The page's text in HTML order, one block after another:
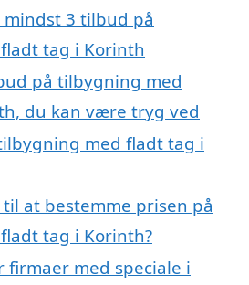
3 tilbud på
tag i Korinth
på tilbygning med
du kan være tryg ved
med fladt tag i
at bestemme prisen på
tag i Korinth?
firmaer med speciale i